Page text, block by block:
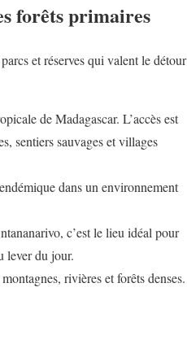
forêts primaires
et réserves qui valent le détour
de Madagascar. L’accès est
sentiers sauvages et villages
dans un environnement
c’est le lieu idéal pour
lever du jour.
rivières et forêts denses.